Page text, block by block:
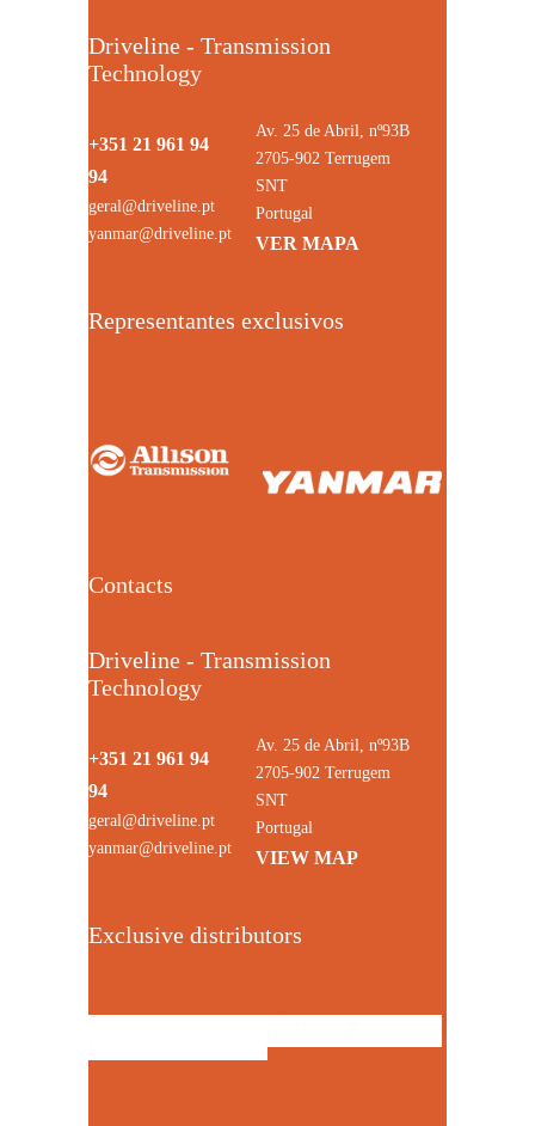
Driveline - Transmission
Technology
+351 21 961 94
94
geral@driveline.pt
yanmar@driveline.pt
Av. 25 de Abril, nº93B
2705-902 Terrugem
SNT
Portugal
VER MAPA
Representantes exclusivos
Contacts
Driveline - Transmission
Technology
+351 21 961 94
94
geral@driveline.pt
yanmar@driveline.pt
Av. 25 de Abril, nº93B
2705-902 Terrugem
SNT
Portugal
VIEW MAP
Exclusive distributors